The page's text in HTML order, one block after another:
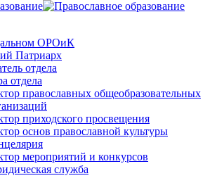
ОРОиК
Патриарх
отдела
отдела
православных общеобразовательных
приходского просвещения
основ православной культуры
мероприятий и конкурсов
служба